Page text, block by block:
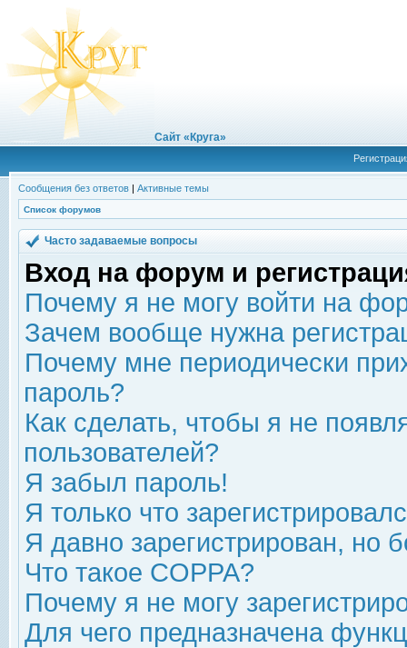
Сайт «Круга»
Сообщения без ответов | Активные темы
Список форумов
Часто задаваемые вопросы
Вход на форум и
Почему я не могу войти на
Зачем вообще нужна
Почему мне периодически
пароль?
Как сделать, чтобы я не
пользователей?
Я забыл пароль!
Я только что
Я давно зарегистрирован, но
Что такое COPPA?
Почему я не могу
Для чего предназначена